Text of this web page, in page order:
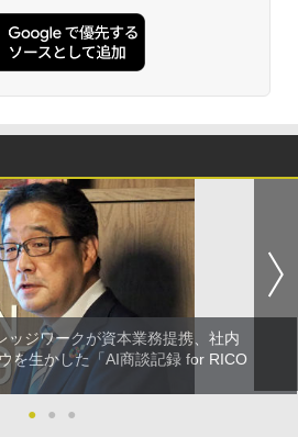
ッジワークが資本業務提携、社内
を生かした「AI商談記録 for RICO
●
● ●